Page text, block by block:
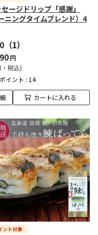
ージドリップ「感謝」
ニングタイムブレンド）4
（1）
円
・税込)
イント : 14
カートに入れる